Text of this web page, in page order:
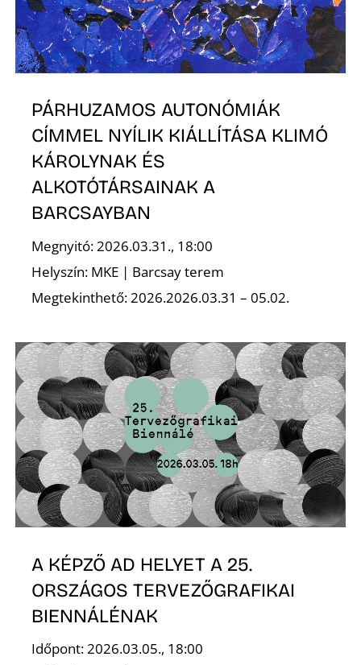
PÁRHUZAMOS AUTONÓMIÁK
CÍMMEL NYÍLIK KIÁLLÍTÁSA KLIMÓ
KÁROLYNAK ÉS
ALKOTÓTÁRSAINAK A
BARCSAYBAN
Megnyitó: 2026.03.31., 18:00
Helyszín: MKE | Barcsay terem
Megtekinthető: 2026.2026.03.31 – 05.02.
A KÉPZŐ AD HELYET A 25.
ORSZÁGOS TERVEZŐGRAFIKAI
BIENNÁLÉNAK
Időpont: 2026.03.05., 18:00